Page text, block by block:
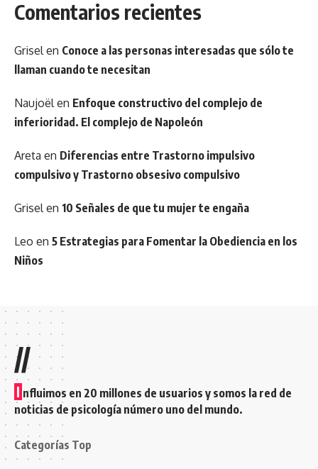
Comentarios recientes
Griselen Conoce a las personas interesadas que sólo te
llaman cuando te necesitan
Naujoëlen Enfoque constructivo del complejo de
inferioridad. El complejo de Napoleón
Areta en Diferencias entre Trastorno impulsivo
compulsivo y Trastorno obsesivo compulsivo
Griselen 10 Señales de que tu mujer te engaña
Leo en 5 Estrategias para Fomentar la Obediencia en los
Niños
//
I nfluimos en 20 millones de usuarios y somos la red de
noticias de psicología número uno del mundo.
Categorías Top